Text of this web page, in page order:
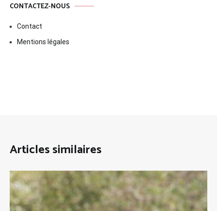
CONTACTEZ-NOUS
Contact
Mentions légales
Articles similaires